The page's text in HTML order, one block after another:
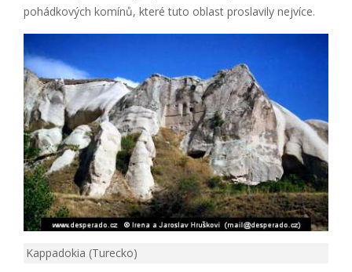
pohádkových komínů, které tuto oblast proslavily nejvíce.
Kappadokia (Turecko)